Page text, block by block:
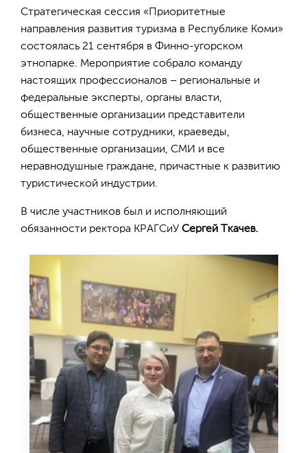
Стратегическая сессия «Приоритетные
направления развития туризма в Республике Коми»
состоялась 21 сентября в Финно-угорском
этнопарке. Мероприятие собрало команду
настоящих профессионалов – региональные и
федеральные эксперты, органы власти,
общественные организации представители
бизнеса, научные сотрудники, краеведы,
общественные организации, СМИ и все
неравнодушные граждане, причастные к развитию
туристической индустрии.
В числе участников был и исполняющий
обязанности ректора КРАГСиУ Сергей Ткачев.